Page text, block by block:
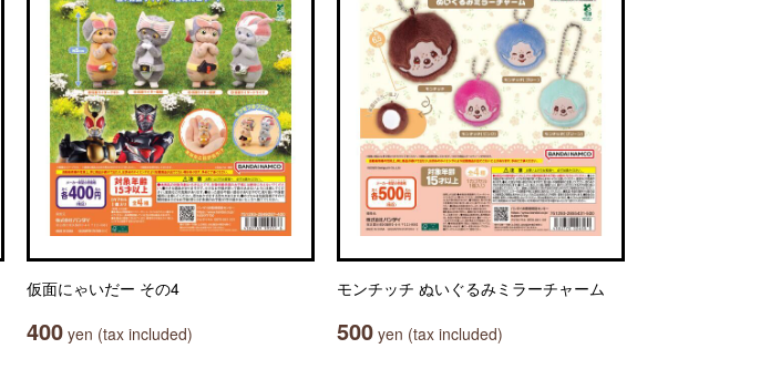
仮面にゃいだー その4
400 yen (tax included)
モンチッチ ぬいぐるみミラーチャーム
500 yen (tax included)